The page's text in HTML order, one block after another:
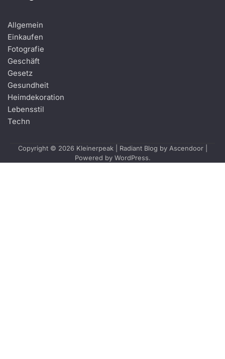
2
3
Wie ein Orthopäde bei
Wie Vermessung für eine
sichere Planung Ihres
Allgemein
Einkaufen
Fotografie
Geschäft
Gesetz
Gesundheit
Heimdekoration
Lebensstil
Techn
Copyright © 2026 Kleinerpeak| Radiant Blog by Ascendoor|
Powered by WordPress.